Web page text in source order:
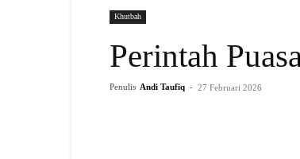
Khutbah
Perintah
Penulis Andi Taufiq - 27 Februari 2026